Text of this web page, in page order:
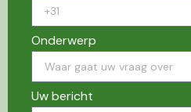
Onderwerp
Uw bericht